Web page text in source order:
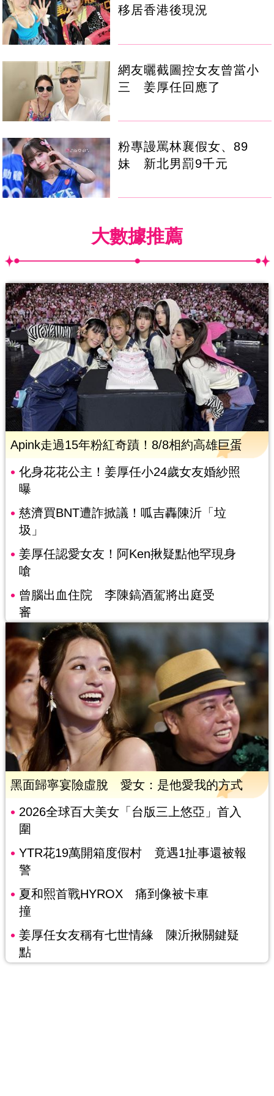
移居香港後現況
網友曬截圖控女友曾當小
三 姜厚任回應了
粉專謾罵林襄假女、89
妹 新北男罰9千元
大數據推薦
Apink走過15年粉紅奇蹟！8/8相約高雄巨蛋
化身花花公主！姜厚任小24歲女友婚紗照
曝
慈濟買BNT遭詐掀議！呱吉轟陳沂「垃
圾」
姜厚任認愛女友！阿Ken揪疑點他罕現身
嗆
曾腦出血住院 李陳鎬酒駕將出庭受
審
黑面歸寧宴險虛脫 愛女：是他愛我的方式
2026全球百大美女「台版三上悠亞」首入
圍
YTR花19萬開箱度假村 竟遇1扯事還被報
警
夏和熙首戰HYROX 痛到像被卡車
撞
姜厚任女友稱有七世情緣 陳沂揪關鍵疑
點